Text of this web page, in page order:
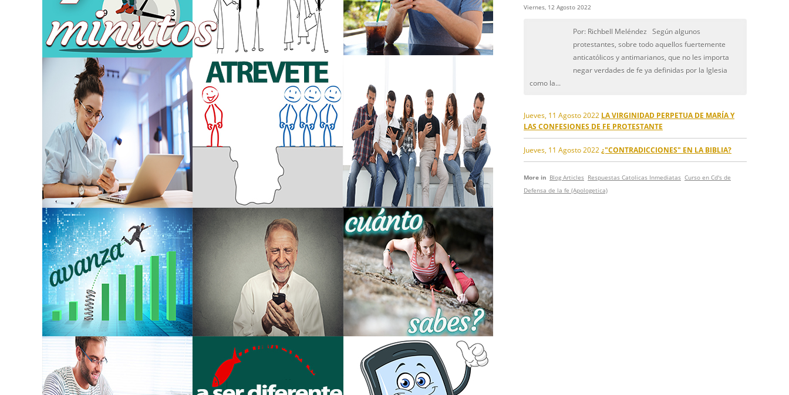
Viernes, 12 Agosto 2022
Por: Richbell Meléndez Según algunos
protestantes, sobre todo aquellos fuertemente
anticatólicos y antimarianos, que no les importa
negar verdades de fe ya definidas por la Iglesia
como la...
Jueves, 11 Agosto 2022 LA VIRGINIDAD PERPETUA DE MARÍA Y
LAS CONFESIONES DE FE PROTESTANTE
Jueves, 11 Agosto 2022 ¿"CONTRADICCIONES" EN LA BIBLIA?
More in Blog Articles Respuestas Catolicas Inmediatas Curso en Cd's de
Defensa de la fe (Apologetica)